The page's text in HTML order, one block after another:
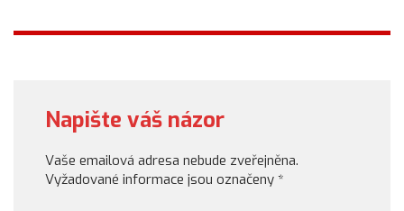
Napište váš názor
Vaše emailová adresa nebude zveřejněna.
Vyžadované informace jsou označeny *